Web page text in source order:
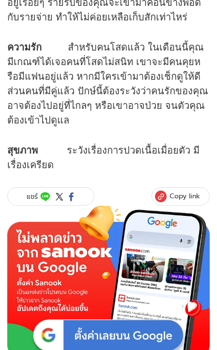
กับรายจ่าย ทำให้ไม่ค่อยเหลือเก็บสักเท่าไหร่
ความรัก สำหรับคนโสดแล้ว ในเดือนนี้คุณ
มีเกณฑ์ได้เจอคนที่โสดไม่สนิท เขาจะมีคนคุยห
รือมีแฟนอยู่แล้ว หากมีใครเข้ามาต้องเช็กดูให้ดี
ส่วนคนที่มีคู่แล้ว ปักษ์นี้ต้องระวังว่าคนรักของคุณ
อาจต้องไปอยู่ที่ไกลๆ หรือเขาอาจป่วย จนตัวคุณ
ต้องเข้าไปดูแล
สุขภาพ ระวังเรื่องการปวดเนื้อเมื่อยตัว มี
เรื่องเครียด
แชร์ Copy link